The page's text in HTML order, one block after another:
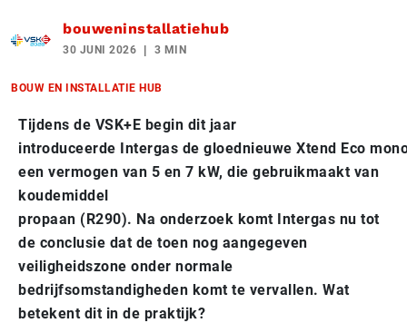
bouweninstallatiehub
30 JUNI 2026 3 MIN
BOUW EN INSTALLATIE HUB
Tijdens de VSK+E begin dit jaar
introduceerde Intergas de gloednieuwe Xtend Eco
een vermogen van 5 en 7 kW, die gebruikmaakt van
koudemiddel
propaan (R290). Na onderzoek komt Intergas nu tot
de conclusie dat de toen nog aangegeven
veiligheidszone onder normale
bedrijfsomstandigheden komt te vervallen. Wat
betekent dit in de praktijk?